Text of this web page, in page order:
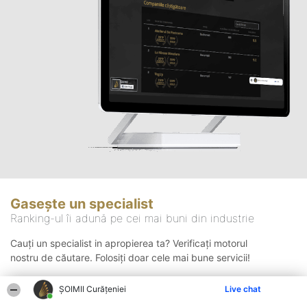
ȘOIMII Curățeniei Live chat
Gasește un specialist
Ranking-ul îi adună pe cei mai buni din industrie
Cauți un specialist in apropierea ta? Verificați motorul
nostru de căutare. Folosiți doar cele mai bune servicii!